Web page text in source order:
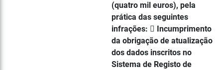
(quatro mil euros), pela
prática das seguintes
infrações:  Incumprimento
da obrigação de atualização
dos dados inscritos no
Sistema de Registo de